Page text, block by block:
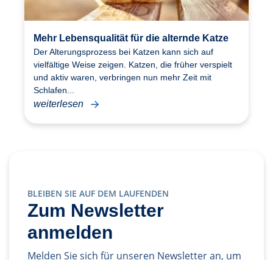
Mehr Lebensqualität für die alternde Katze
Der Alterungsprozess bei Katzen kann sich auf
vielfältige Weise zeigen. Katzen, die früher verspielt
und aktiv waren, verbringen nun mehr Zeit mit
Schlafen...
weiterlesen
BLEIBEN SIE AUF DEM LAUFENDEN
Zum Newsletter
anmelden
Melden Sie sich für unseren Newsletter an, um